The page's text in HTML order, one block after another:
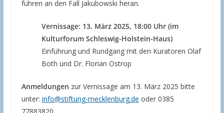
führen an den Fall Jakubowski heran.
Vernissage: 13. März 2025, 18:00 Uhr (im
Kulturforum Schleswig-Holstein-Haus)
Einführung und Rundgang mit den Kuratoren Olaf
Both und Dr. Florian Ostrop
Anmeldungen zur Vernissage am 13. März 2025 bitte
unter: info@stiftung-mecklenburg.de oder 0385